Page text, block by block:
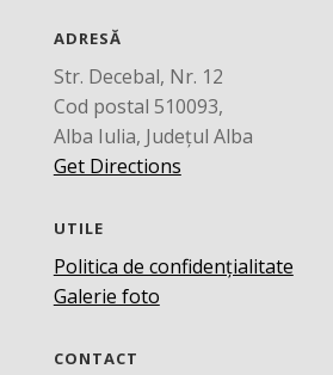
ADRESĂ
Str. Decebal, Nr. 12
Cod postal 510093,
Alba Iulia, Județul Alba
Get Directions
UTILE
Politica de confidențialitate
Galerie foto
CONTACT